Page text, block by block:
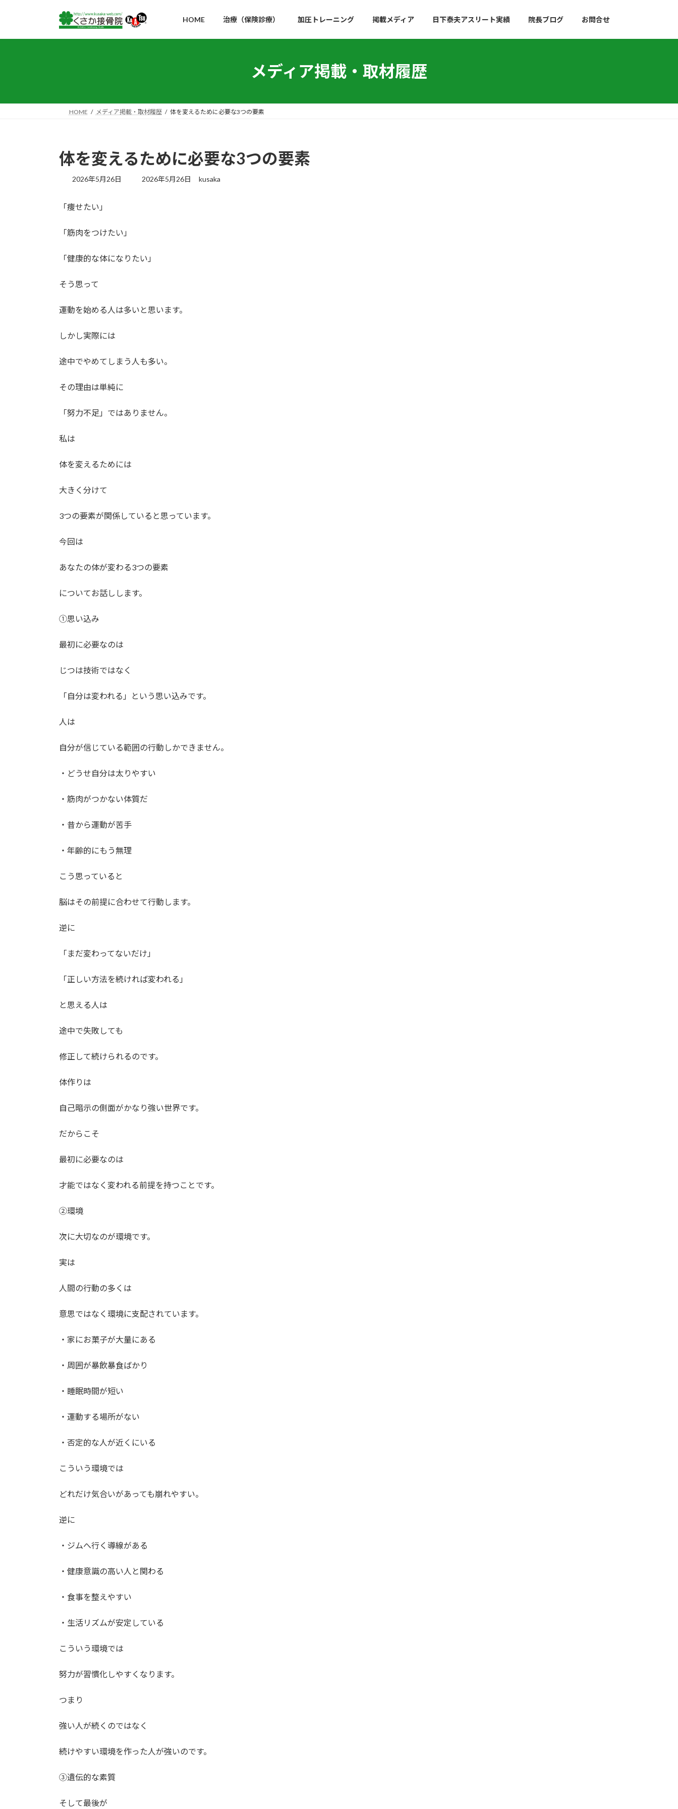
ン
ッ
ー
移
HOME 治療（保険診療） 加圧トレーニング 掲載メディア 日下泰夫アスリート実績 院長ブログ お問合せ
メディア掲載・取材履歴
HOME メディア掲載・取材履歴 体を変えるために必要な3つの要素
体を変えるために必要な3つの要素
2026年5月26日
最
2026年5月26日 kusaka
「痩せたい」
「筋肉をつけたい」
「健康的な体になりたい」
そう思って
運動を始める人は多いと思います。
しかし実際には
途中でやめてしまう人も多い。
その理由は単純に
「努力不足」ではありません。
私は
体を変えるためには
大きく分けて
3つの要素が関係していると思っています。
今回は
あなたの体が変わる3つの要素
についてお話しします。
①思い込み
最初に必要なのは
じつは技術ではなく
「自分は変われる」という思い込みです。
人は
自分が信じている範囲の行動しかできません。
・どうせ自分は太りやすい
・筋肉がつかない体質だ
・昔から運動が苦手
・年齢的にもう無理
こう思っていると
脳はその前提に合わせて行動します。
逆に
「まだ変わってないだけ」
「正しい方法を続ければ変われる」
と思える人は
途中で失敗しても
修正して続けられるのです。
体作りは
自己暗示の側面がかなり強い世界です。
だからこそ
最初に必要なのは
才能ではなく変われる前提を持つことです。
②環境
次に大切なのが環境です。
実は
人間の行動の多くは
意思ではなく環境に支配されています。
・家にお菓子が大量にある
・周囲が暴飲暴食ばかり
・睡眠時間が短い
・運動する場所がない
・否定的な人が近くにいる
こういう環境では
どれだけ気合いがあっても崩れやすい。
逆に
・ジムへ行く導線がある
・健康意識の高い人と関わる
・食事を整えやすい
・生活リズムが安定している
こういう環境では
努力が習慣化しやすくなります。
つまり
強い人が続くのではなく
続けやすい環境を作った人が強いのです。
③遺伝的な素質
そして最後が